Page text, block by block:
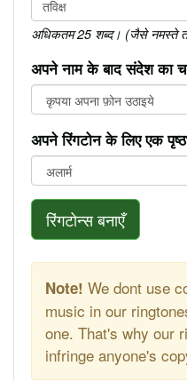
अधिकतम 25 शब्द। (जैसे नमस्ते
अपने नाम के बाद संदेश का
अपने रिंगटोन के लिए एक
रिंगटोन्स बनाएँ
Note! We dont use
music in our
one. That's why our
infringe anyone's